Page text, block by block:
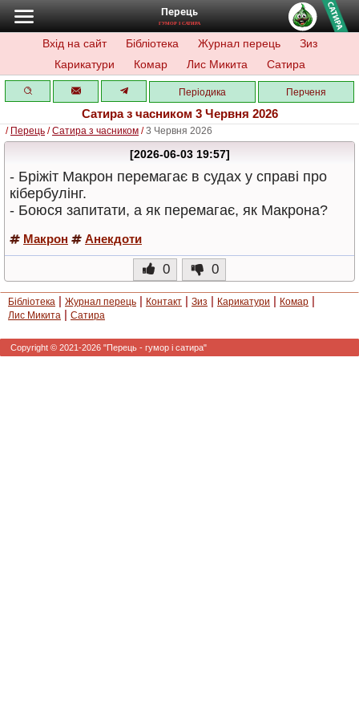
Перець
ГУМОР І САТИРА
Вхід на сайт Бібліотека Журнал перець
Зиз
Карикатури
Комар Лис Микита Сатира
Періодика Перченя
Сатира з часником 3 Червня 2026
/ Перець /Сатира з часником /3 Червня 2026
[2026-06-03 19:57]
- Бріжіт Макрон перемагає в судах у справі про
кібербулінг.
- Боюся запитати, а як перемагає, як Макрона?
Макрон Анекдоти
0 0
Бібліотека | Журнал перець | Контакт | Зиз | Карикатури | Комар |
Лис Микита | Сатира
Copyright © 2021-2026 "Перець - гумор і сатира"